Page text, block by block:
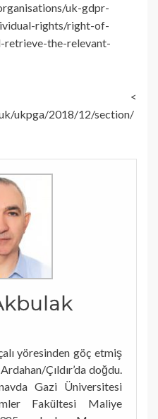
uk-gdpr-
rights/right-of-
retrieve-the-relevant-
<
ukpga/2018/12/section/
yöresinden göç etmiş
Çıldır’da doğdu.
Gazi Üniversitesi
Fakültesi Maliye